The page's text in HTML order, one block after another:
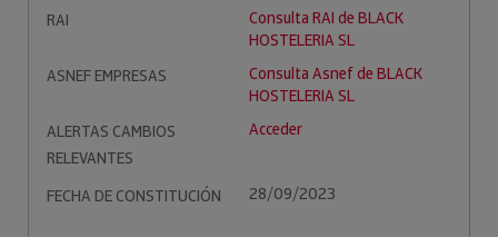
RAI
Consulta RAI de BLACK
HOSTELERIA SL
ASNEF EMPRESAS
Consulta Asnef de BLACK
HOSTELERIA SL
ALERTAS CAMBIOS
RELEVANTES
Acceder
FECHA DE CONSTITUCIÓN 28/09/2023